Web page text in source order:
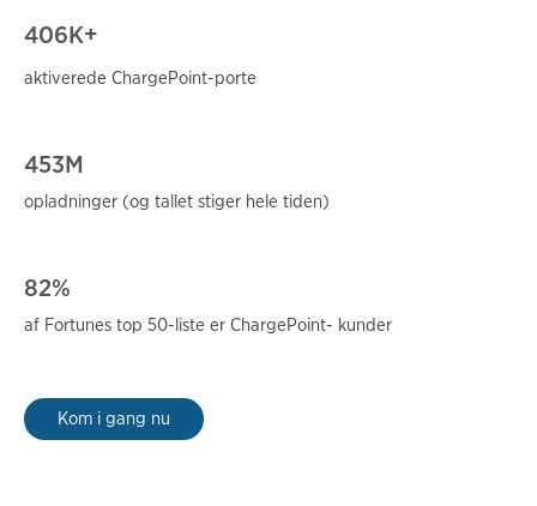
406K+
aktiverede ChargePoint-porte
453M
opladninger (og tallet stiger hele tiden)
82%
af Fortunes top 50-liste er ChargePoint- kunder
Kom i gang nu